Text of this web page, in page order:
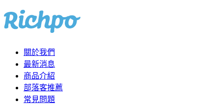
關於我們
最新消息
商品介紹
部落客推薦
常見問題